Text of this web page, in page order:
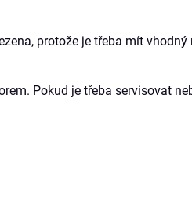
protože je třeba mít vhodný
Pokud je třeba servisovat